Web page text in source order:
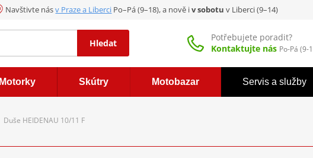
Navštivte násv Praze a Liberci Po–Pá (9–18), a nově iv sobotu v Liberci (9–14)
Hledat
Potřebujete poradit?
Kontaktujte nás Po-Pá (9-
Motorky Skútry Motobazar Servis a služby
Duše HEIDENAU 10/11 F